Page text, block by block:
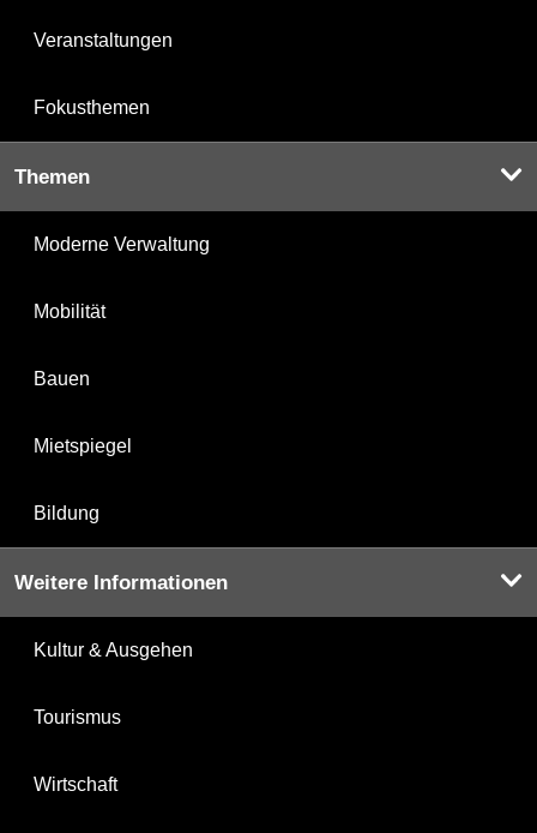
Veranstaltungen
Fokusthemen
Themen
Moderne Verwaltung
Mobilität
Bauen
Mietspiegel
Bildung
Weitere Informationen
Kultur & Ausgehen
Tourismus
Wirtschaft